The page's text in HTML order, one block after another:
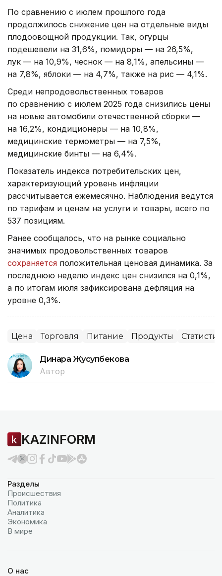
По сравнению с июлем прошлого года
продолжилось снижение цен на отдельные виды
плодоовощной продукции. Так, огурцы
подешевели на 31,6%, помидоры — на 26,5%,
лук — на 10,9%, чеснок — на 8,1%, апельсины —
на 7,8%, яблоки — на 4,7%, также на рис — 4,1%.
Среди непродовольственных товаров
по сравнению с июлем 2025 года снизились цены
на новые автомобили отечественной сборки —
на 16,2%, кондиционеры — на 10,8%,
медицинские термометры — на 7,5%,
медицинские бинты — на 6,4%.
Показатель индекса потребительских цен,
характеризующий уровень инфляции
рассчитывается ежемесячно. Наблюдения ведутся
по тарифам и ценам на услуги и товары, всего по
537 позициям.
Ранее сообщалось, что на рынке социально
значимых продовольственных товаров
сохраняется положительная ценовая динамика. За
последнюю неделю индекс цен снизился на 0,1%,
а по итогам июля зафиксирована дефляция на
уровне 0,3%.
Цена Торговля Питание Продукты
Динара Жусупбекова
Автор
KAZINFORM
Разделы
Происшествия
Политика
Аналитика
Экономика
В мире
О нас